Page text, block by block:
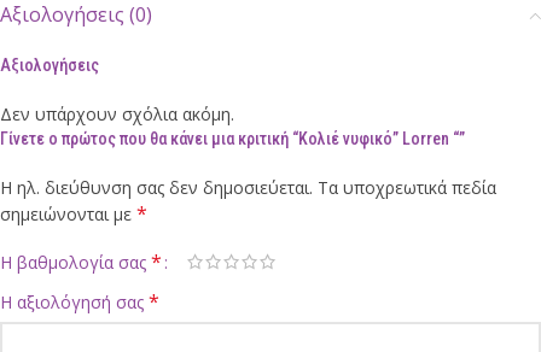
Αξιολογήσεις (0)
Αξιολογήσεις
Δεν υπάρχουν σχόλια ακόμη.
Γίνετε ο πρώτος που θα κάνει μια κριτική “Κολιέ νυφικό” Lorren “”
Η ηλ. διεύθυνση σας δεν δημοσιεύεται. Τα υποχρεωτικά πεδία
σημειώνονται με *
Η βαθμολογία σας *
Η αξιολόγησή σας *